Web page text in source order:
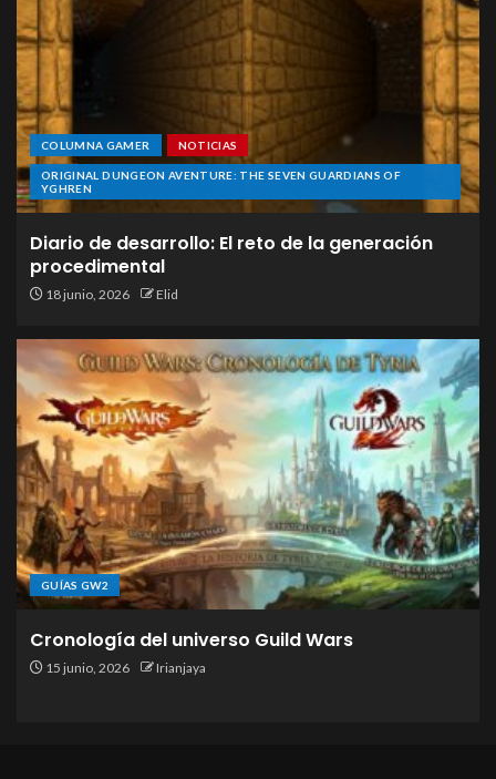
COLUMNA GAMER NOTICIAS
ORIGINAL DUNGEON AVENTURE: THE SEVEN GUARDIANS OF
YGHREN
Diario de desarrollo: El reto de la generación
procedimental
18 junio, 2026 Elid
GUÍAS GW2
Cronología del universo Guild Wars
15 junio, 2026 Irianjaya